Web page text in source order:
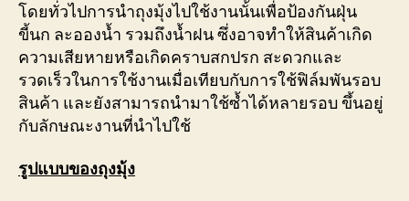
โดยทั่วไปการนำถุงมุ้งไปใช้งานนั้นเพื่อป้องกันฝุ่น
ขี้นก ละอองน้ำ รวมถึงน้ำฝน ซึ่งอาจทำให้สินค้าเกิด
ความเสียหายหรือเกิดคราบสกปรก สะดวกและ
รวดเร็วในการใช้งานเมื่อเทียบกับการใช้ฟิล์มพันรอบ
สินค้า และยังสามารถนำมาใช้ซ้ำได้หลายรอบ ขึ้นอยู่
กับลักษณะงานที่นำไปใช้
รูปแบบของถุงมุ้ง